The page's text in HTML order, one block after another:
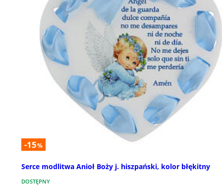
-15%
Serce modlitwa Anioł Boży j. hiszpański, kolor błękitny
DOSTĘPNY